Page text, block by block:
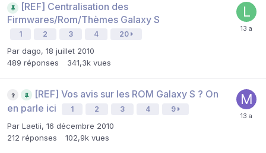
[REF] Centralisation des
Firmwares/Rom/Thèmes Galaxy S
1 2 3 4 20
Par dago, 18 juillet 2010
489 réponses 341,3k vues
[REF] Vos avis sur les ROM Galaxy S ? On
en parle ici
1 2 3 4 9
Par Laetii, 16 décembre 2010
212 réponses 102,9k vues